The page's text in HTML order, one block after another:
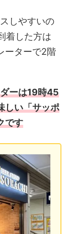
しやすいの
着した方は
ーターで2階
ーは19時45
しい「サッポ
です